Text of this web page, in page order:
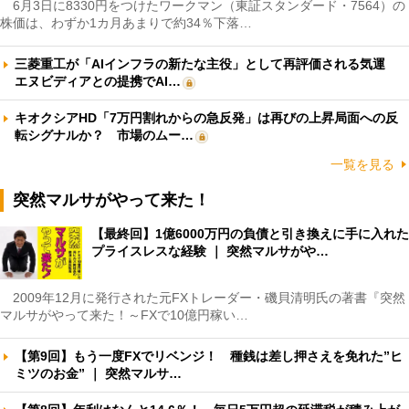
6月3日に8330円をつけたワークマン（東証スタンダード・7564）の
株価は、わずか1カ月あまりで約34％下落…
三菱重工が「AIインフラの新たな主役」として再評価される気運
エヌビディアとの提携でAI…
キオクシアHD「7万円割れからの急反発」は再びの上昇局面への反
転シグナルか？ 市場のムー…
一覧を見る
突然マルサがやって来た！
【最終回】1億6000万円の負債と引き換えに手に入れた
プライスレスな経験 ｜ 突然マルサがや…
2009年12月に発行された元FXトレーダー・磯貝清明氏の著書『突然
マルサがやって来た！～FXで10億円稼い…
【第9回】もう一度FXでリベンジ！ 種銭は差し押さえを免れた”ヒ
ミツのお金” ｜ 突然マルサ…